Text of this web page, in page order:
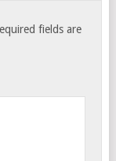
fields are